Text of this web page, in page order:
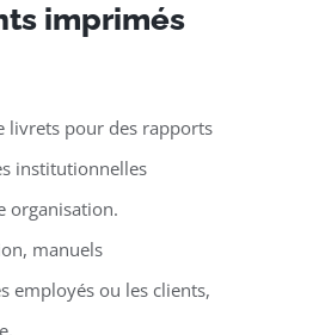
imprimés
livrets pour des rapports
institutionnelles
organisation.
manuels
employés ou les clients,